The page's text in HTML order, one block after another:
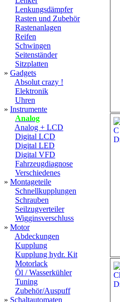
Lenkungsdämpfer
Rasten und Zubehör
Rastenanlagen
Reifen
Schwingen
Seitenständer
Sitzplatten
» Gadgets
Absolut crazy !
Elektronik
Uhren
» Instrumente
Analog
Analog + LCD
Digital LCD
Digital LED
Digital VFD
Fahrzeugdiagnose
Verschiedenes
» Montageteile
Schnellkupplungen
Schrauben
Seilzugverteiler
Wigginsverschluss
» Motor
Abdeckungen
Kupplung
Kupplung hydr. Kit
Motorlack
Öl / Wasserkühler
Tuning
Zubehör/Auspuff
» Schaltautomaten